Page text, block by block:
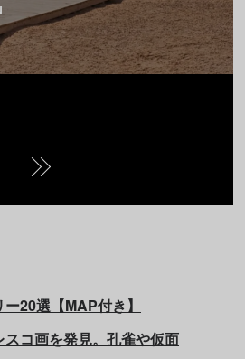
20選【MAP付き】
コ画を発見。孔雀や仮面